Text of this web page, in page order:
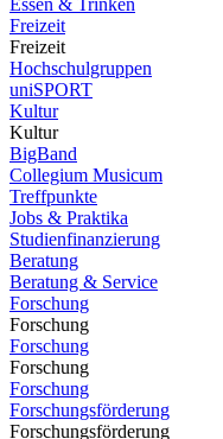
Essen & Trinken
Freizeit
Freizeit
Hochschulgruppen
uniSPORT
Kultur
Kultur
BigBand
Collegium Musicum
Treffpunkte
Jobs & Praktika
Studienfinanzierung
Beratung
Beratung & Service
Forschung
Forschung
Forschung
Forschung
Forschung
Forschungsförderung
Forschungsförderung